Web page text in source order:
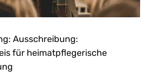
Ausschreibung:
für heimatpflegerische